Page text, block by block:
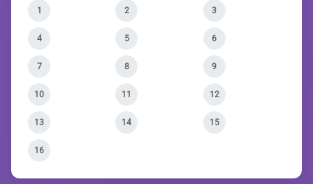
1 2 3
4 5 6
7 8 9
10 11 12
13 14 15
16